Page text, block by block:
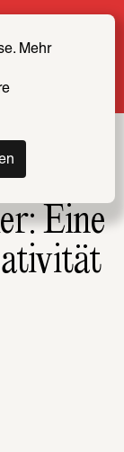
Mehr
Eine